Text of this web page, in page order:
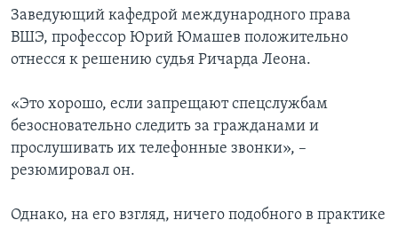
Заведующий кафедрой международного права
ВШЭ, профессор Юрий Юмашев положительно
отнесся к решению судья Ричарда Леона.
«Это хорошо, если запрещают спецслужбам
безосновательно следить за гражданами и
прослушивать их телефонные звонки», –
резюмировал он.
Однако, на его взгляд, ничего подобного в практике